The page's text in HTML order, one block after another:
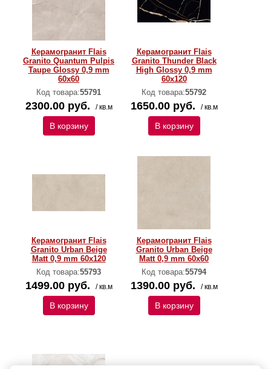
Керамогранит Flais
Granito Quantum Pulpis
Taupe Glossy 0,9 mm
60х60
Код товара:55791
2300.00 руб. / кв.м
В корзину
Керамогранит Flais
Granito Thunder Black
High Glossy 0,9 mm
60х120
Код товара:55792
1650.00 руб. / кв.м
В корзину
Керамогранит Flais
Granito Urban Beige
Matt 0,9 mm 60х120
Код товара:55793
1499.00 руб. / кв.м
В корзину
Керамогранит Flais
Granito Urban Beige
Matt 0,9 mm 60х60
Код товара:55794
1390.00 руб. / кв.м
В корзину